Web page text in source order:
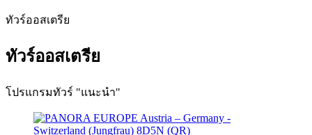
ทัวร์ออสเตรีย
ทัวร์ออสเตรีย
โปรแกรมทัวร์ "แนะนำ"